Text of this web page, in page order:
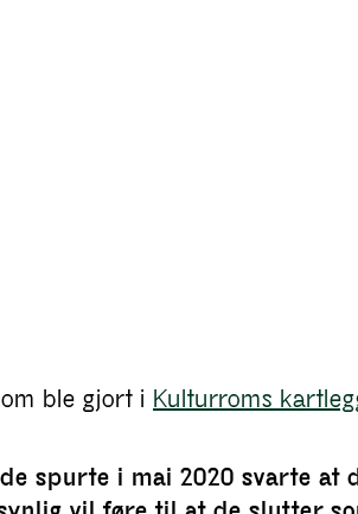
ble gjort i Kulturroms
spurte i mai 2020 svarte at